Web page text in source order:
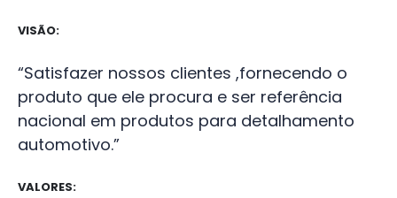
VISÃO:
“Satisfazer nossos clientes ,fornecendo o
produto que ele procura e ser referência
nacional em produtos para detalhamento
automotivo.”
VALORES: